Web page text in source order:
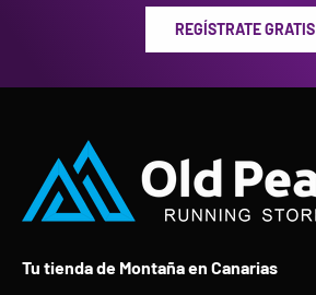
REGÍSTRATE GRATIS
Tu tienda de Montaña en Canarias